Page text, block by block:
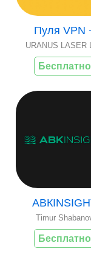
Пуля VPN
URANUS LASER
Бесплатно
Timur
Бесплатно